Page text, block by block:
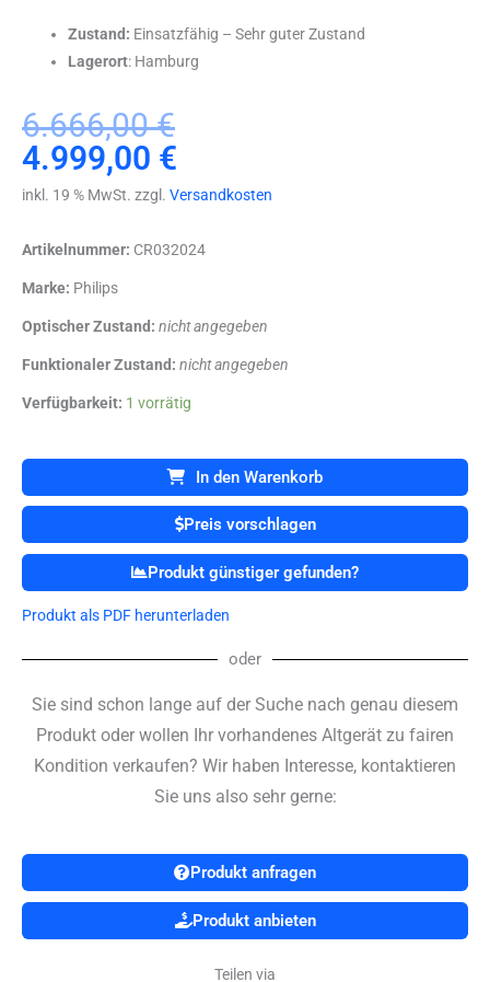
Zustand: Einsatzfähig – Sehr guter Zustand
Lagerort: Hamburg
6.666,00€
Ursprünglicher
Preis
war:
4.999,00 €
Aktueller
Preis
ist:
inkl. 19 % MwSt. zzgl. Versandkosten
Artikelnummer: CR032024
Marke: Philips
Optischer Zustand: nicht angegeben
Funktionaler Zustand: nicht angegeben
Verfügbarkeit: 1 vorrätig
Philips
+
S4-
2
L12-
-
Kardiomaschine
In den Warenkorb
Preis vorschlagen
Produkt günstiger gefunden?
Produkt als PDF herunterladen
oder
Sie sind schon lange auf der Suche nach genau diesem
Produkt oder wollen Ihr vorhandenes Altgerät zu fairen
Kondition verkaufen? Wir haben Interesse, kontaktieren
Sie uns also sehr gerne:
Produkt anfragen
Produkt anbieten
Teilen via